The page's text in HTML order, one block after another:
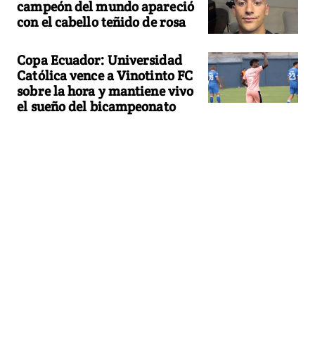
campeón del mundo apareció
con el cabello teñido de rosa
Copa Ecuador: Universidad
Católica vence a Vinotinto FC
sobre la hora y mantiene vivo
el sueño del bicampeonato